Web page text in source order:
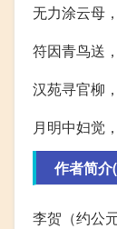
无力涂云母
符因青鸟送
汉苑寻官柳
月明中妇觉
作者简介
李贺（约公